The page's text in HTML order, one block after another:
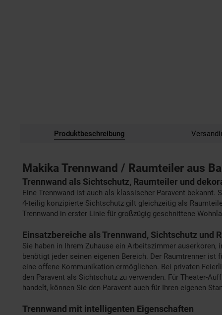
Produktbeschreibung
Makika Trennwand / Raumteiler aus
Trennwand als Sichtschutz, Raumteiler und
Eine Trennwand ist auch als klassischer Paravent
4-teilig konzipierte Sichtschutz gilt gleichzeitig als
Trennwand in erster Linie für großzügig geschnittene
Einsatzbereiche als Trennwand, Sichtschutz und
Sie haben in Ihrem Zuhause ein Arbeitszimmer
benötigt jeder seinen eigenen Bereich. Der Raumtrenner
eine offene Kommunikation ermöglichen. Bei privaten
den Paravent als Sichtschutz zu verwenden. Für Theater-
handelt, können Sie den Paravent auch für Ihren eigenen
Trennwand mit intelligenten Eigenschaften